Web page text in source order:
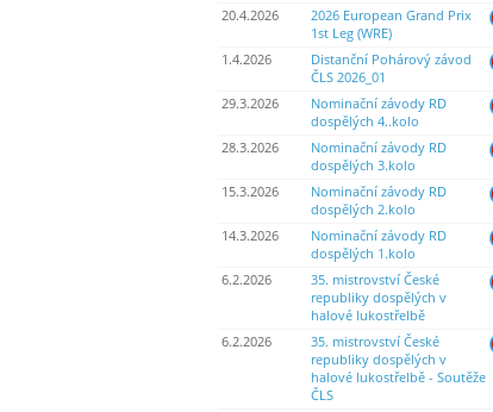
20.4.2026
2026 European Grand Prix
1st Leg (WRE)
1.4.2026
Distanční Pohárový závod
ČLS 2026_01
29.3.2026
Nominační závody RD
dospělých 4..kolo
28.3.2026
Nominační závody RD
dospělých 3.kolo
15.3.2026
Nominační závody RD
dospělých 2.kolo
14.3.2026
Nominační závody RD
dospělých 1.kolo
6.2.2026
35. mistrovství České
republiky dospělých v
halové lukostřelbě
6.2.2026
35. mistrovství České
republiky dospělých v
halové lukostřelbě - Soutěže
ČLS